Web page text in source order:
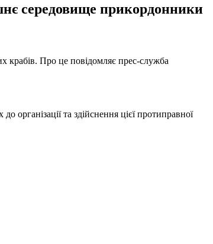
середовище прикордонники
крабів. Про це повідомляє прес-служба
організації та здійснення цієї протиправної